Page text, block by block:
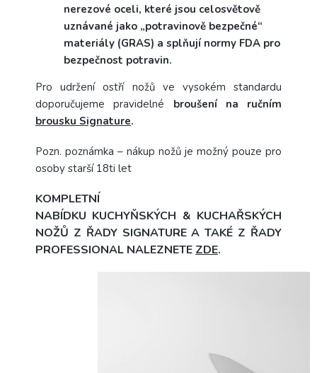
nerezové oceli, které jsou celosvětově
uznávané jako „potravinově bezpečné“
materiály (GRAS) a splňují normy FDA pro
bezpečnost potravin.
Pro udržení ostří nožů ve vysokém standardu
doporučujeme pravidelné broušení na ručním
brousku Signature.
Pozn. poznámka – nákup nožů je možný pouze pro
osoby starší 18ti let
KOMPLETNÍ
NABÍDKU KUCHYŇSKÝCH & KUCHAŘSKÝCH
NOŽŮ Z ŘADY SIGNATURE A TAKÉ Z ŘADY
PROFESSIONAL NALEZNETE ZDE.